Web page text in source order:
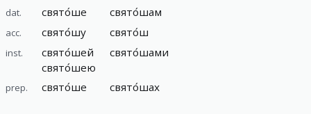
dat. свято́ше свято́шам
acc. свято́шу свято́ш
inst.
свято́шей
свято́шею
свято́шами
prep. свято́ше свято́шах